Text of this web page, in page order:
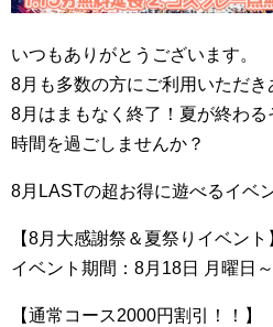
いつもありがとうございます。
8月も多数の方にご利用いただき
8月はまもなく終了！夏が終わ
時間を過ごしませんか？
8月LASTの超お得に遊べるイベ
【8月大感謝祭＆夏祭りイベント
イベント期間：8月18日 月曜日
【通常コース2000円割引！！】